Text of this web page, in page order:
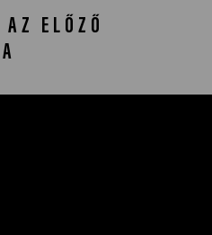
ELŐZŐ